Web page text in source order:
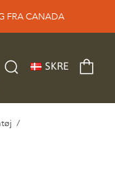
FRA CANADA
SKRE
/